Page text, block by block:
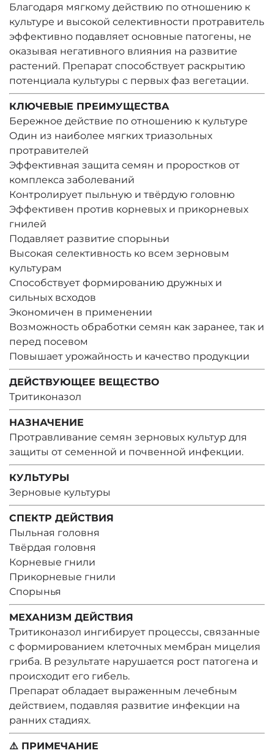
Благодаря мягкому действию по отношению к
культуре и высокой селективности протравитель
эффективно подавляет основные патогены, не
оказывая негативного влияния на развитие
растений. Препарат способствует раскрытию
потенциала культуры с первых фаз вегетации.
КЛЮЧЕВЫЕ ПРЕИМУЩЕСТВА
Бережное действие по отношению к культуре
Один из наиболее мягких триазольных
протравителей
Эффективная защита семян и проростков от
комплекса заболеваний
Контролирует пыльную и твёрдую головню
Эффективен против корневых и прикорневых
гнилей
Подавляет развитие спорыньи
Высокая селективность ко всем зерновым
культурам
Способствует формированию дружных и
сильных всходов
Экономичен в применении
Возможность обработки семян как заранее, так и
перед посевом
Повышает урожайность и качество продукции
ДЕЙСТВУЮЩЕЕ ВЕЩЕСТВО
Тритиконазол
НАЗНАЧЕНИЕ
Протравливание семян зерновых культур для
защиты от семенной и почвенной инфекции.
КУЛЬТУРЫ
Зерновые культуры
СПЕКТР ДЕЙСТВИЯ
Пыльная головня
Твёрдая головня
Корневые гнили
Прикорневые гнили
Спорынья
МЕХАНИЗМ ДЕЙСТВИЯ
Тритиконазол ингибирует процессы, связанные
с формированием клеточных мембран мицелия
гриба. В результате нарушается рост патогена и
происходит его гибель.
Препарат обладает выраженным лечебным
действием, подавляя развитие инфекции на
ранних стадиях.
⚠️ ПРИМЕЧАНИЕ